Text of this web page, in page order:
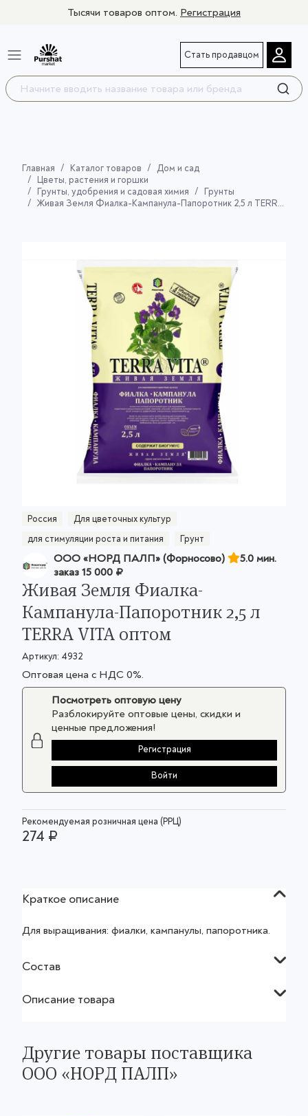
Тысячи товаров оптом. Регистрация
Стать продавцом
Главная Каталог товаров
Дом и сад
Цветы, растения и горшки
Грунты, удобрения и садовая химия
Грунты
Живая Земля Фиалка-Кампанула-Папоротник 2,5 л TERRA VITA
Россия
Для цветочных культур
для стимуляции роста и питания
Грунт
ООО «НОРД ПАЛП» (Форносово)
5.0 мин.
заказ15 000 ₽
Живая Земля Фиалка-
Кампанула-Папоротник 2,5 л
TERRA VITA оптом
Артикул: 4932
Оптовая цена с НДС 0%.
Посмотреть оптовую цену
Разблокируйте оптовые цены, скидки и
ценные предложения!
Регистрация
Войти
Рекомендуемая розничная цена (РРЦ)
274 ₽
Краткое описание
Для выращивания: фиалки, кампанулы, папоротника.
Состав
Описание товара
Другие товары поставщика
ООО «НОРД ПАЛП»